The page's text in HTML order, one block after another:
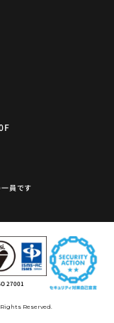
員です
Reserved.
27001